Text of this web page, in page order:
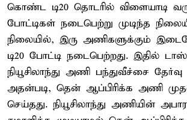
கொண்ட டி20 தொடரில் விளையாடி
போட்டிகள் நடைபெற்று முடிந்த
நிலையில், இரு அணிகளுக்கும்
டி20 போட்டி நடைபெற்றது. இதில்
நியூசிலாந்து அணி பந்துவீச்சை
அதன்படி, தென் ஆப்பிரிக்க அணி
செய்தது. நியூசிலாந்து அணியின்